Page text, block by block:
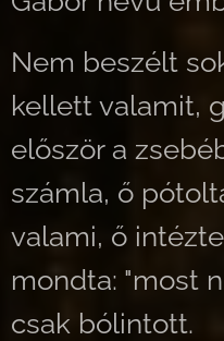
Nem beszélt
kellett valamit,
először a
számla, ő
valami, ő
mondta: "most
csak bólintott.